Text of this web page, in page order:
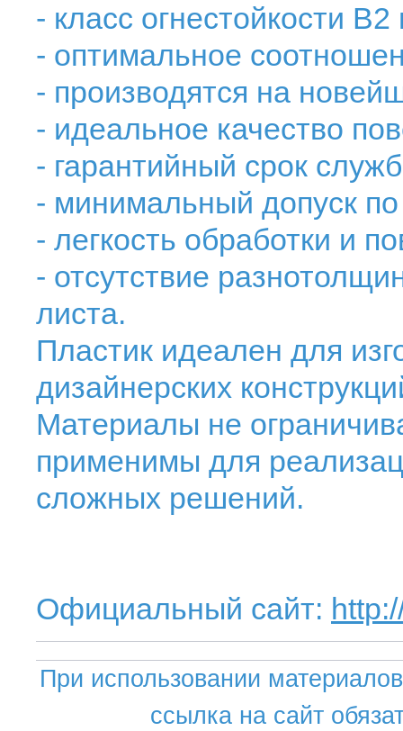
- класс огнестойкости
- оптимальное
- производятся на
- идеальное качество
- гарантийный срок
- минимальный допуск
- легкость обработки и
- отсутствие
листа.
Пластик идеален для
дизайнерских
Материалы не
применимы для
сложных решений.
Официальный сайт:
При использовании
ссылка на сайт